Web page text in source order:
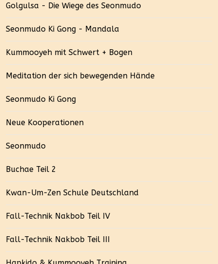
Golgulsa - Die Wiege des Seonmudo
Seonmudo Ki Gong - Mandala
Kummooyeh mit Schwert + Bogen
Meditation der sich bewegenden Hände
Seonmudo Ki Gong
Neue Kooperationen
Seonmudo
Buchae Teil 2
Kwan-Um-Zen Schule Deutschland
Fall-Technik Nakbob Teil IV
Fall-Technik Nakbob Teil III